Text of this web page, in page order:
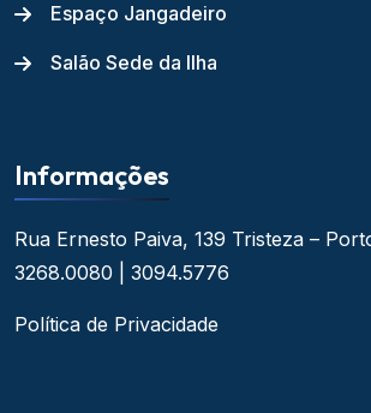
Espaço Jangadeiro
Salão Sede da Ilha
Informações
Rua Ernesto Paiva, 139 Tristeza –
3268.0080 | 3094.5776
Política de Privacidade